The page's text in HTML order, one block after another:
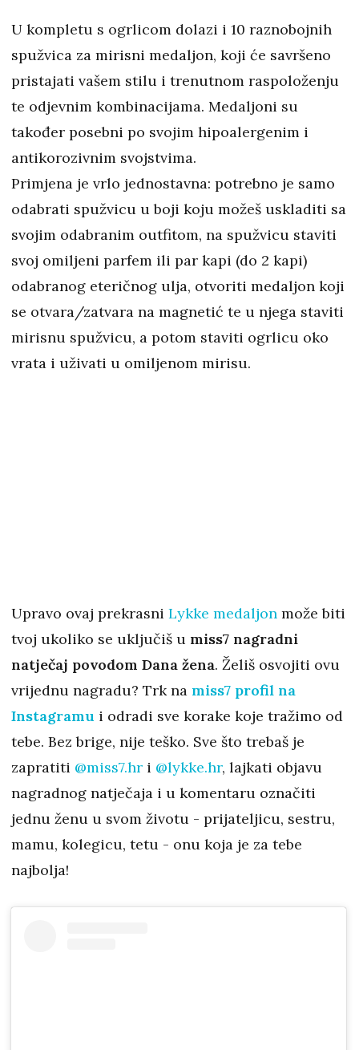
U kompletu s ogrlicom dolazi i 10 raznobojnih
spužvica za mirisni medaljon, koji će savršeno
pristajati vašem stilu i trenutnom raspoloženju
te odjevnim kombinacijama. Medaljoni su
također posebni po svojim hipoalergenim i
antikorozivnim svojstvima.
Primjena je vrlo jednostavna: potrebno je samo
odabrati spužvicu u boji koju možeš uskladiti sa
svojim odabranim outfitom, na spužvicu staviti
svoj omiljeni parfem ili par kapi (do 2 kapi)
odabranog eteričnog ulja, otvoriti medaljon koji
se otvara/zatvara na magnetić te u njega staviti
mirisnu spužvicu, a potom staviti ogrlicu oko
vrata i uživati u omiljenom mirisu.
Upravo ovaj prekrasni Lykke medaljon može biti
tvoj ukoliko se uključiš u miss7 nagradni
natječaj povodom Dana žena. Želiš osvojiti ovu
vrijednu nagradu? Trk na miss7 profil na
Instagramu i odradi sve korake koje tražimo od
tebe. Bez brige, nije teško. Sve što trebaš je
zapratiti @miss7.hr i @lykke.hr, lajkati objavu
nagradnog natječaja i u komentaru označiti
jednu ženu u svom životu - prijateljicu, sestru,
mamu, kolegicu, tetu - onu koja je za tebe
najbolja!